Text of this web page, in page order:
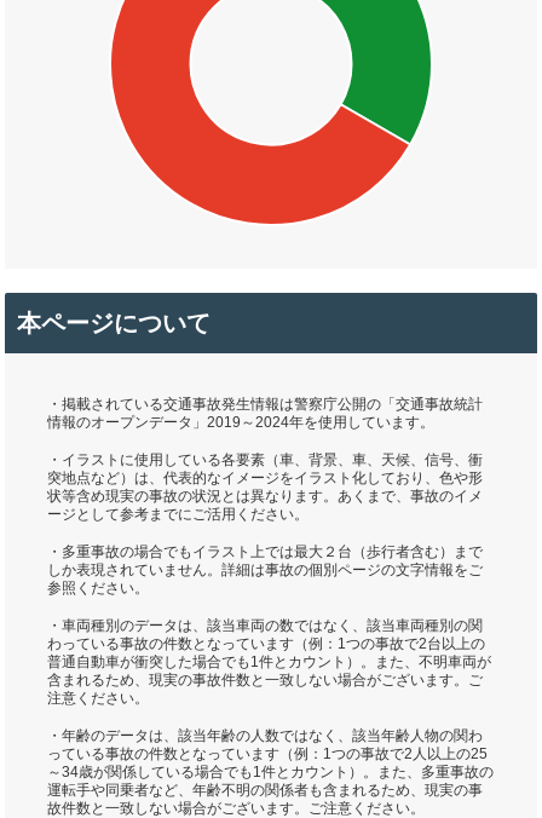
本ページについて
・掲載されている交通事故発生情報は警察庁公開の「交通事故統計
情報のオープンデータ」2019～2024年を使用しています。
・イラストに使用している各要素（車、背景、車、天候、信号、衝
突地点など）は、代表的なイメージをイラスト化しており、色や形
状等含め現実の事故の状況とは異なります。あくまで、事故のイメ
ージとして参考までにご活用ください。
・多重事故の場合でもイラスト上では最大２台（歩行者含む）まで
しか表現されていません。詳細は事故の個別ページの文字情報をご
参照ください。
・車両種別のデータは、該当車両の数ではなく、該当車両種別の関
わっている事故の件数となっています（例：1つの事故で2台以上の
普通自動車が衝突した場合でも1件とカウント）。また、不明車両が
含まれるため、現実の事故件数と一致しない場合がございます。ご
注意ください。
・年齢のデータは、該当年齢の人数ではなく、該当年齢人物の関わ
っている事故の件数となっています（例：1つの事故で2人以上の25
～34歳が関係している場合でも1件とカウント）。また、多重事故の
運転手や同乗者など、年齢不明の関係者も含まれるため、現実の事
故件数と一致しない場合がございます。ご注意ください。